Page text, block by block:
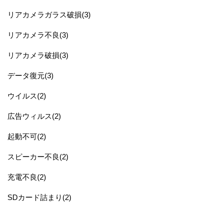
リアカメラガラス破損(3)
リアカメラ不良(3)
リアカメラ破損(3)
データ復元(3)
ウイルス(2)
広告ウィルス(2)
起動不可(2)
スピーカー不良(2)
充電不良(2)
SDカード詰まり(2)